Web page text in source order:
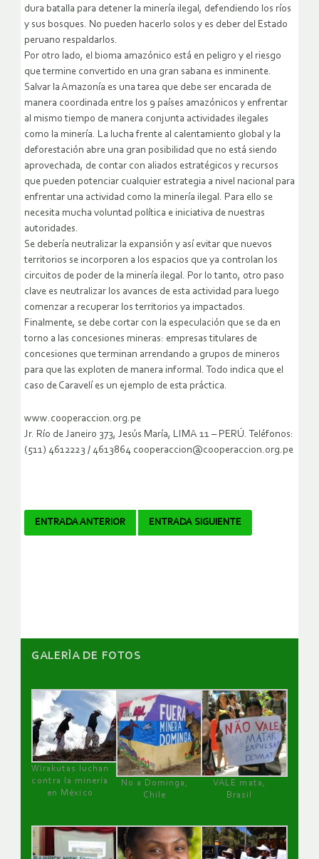
dura batalla para detener la minería ilegal, defendiendo los ríos
y sus bosques. No pueden hacerlo solos y es deber del Estado
peruano respaldarlos.
Por otro lado, el bioma amazónico está en peligro y el riesgo
que termine convertido en una gran sabana es inminente.
Salvar la Amazonía es una tarea que debe ser encarada de
manera coordinada entre los 9 países amazónicos y enfrentar
al mismo tiempo de manera conjunta actividades ilegales
como la minería. La lucha frente al calentamiento global y la
deforestación abre una gran posibilidad que no está siendo
aprovechada, de contar con aliados estratégicos y recursos
que pueden potenciar cualquier estrategia a nivel nacional para
enfrentar una actividad como la minería ilegal. Para ello se
necesita mucha voluntad política e iniciativa de nuestras
autoridades.
Se debería neutralizar la expansión y así evitar que nuevos
territorios se incorporen a los espacios que ya controlan los
circuitos de poder de la minería ilegal. Por lo tanto, otro paso
clave es neutralizar los avances de esta actividad para luego
comenzar a recuperar los territorios ya impactados.
Finalmente, se debe cortar con la especulación que se da en
torno a las concesiones mineras: empresas titulares de
concesiones que terminan arrendando a grupos de mineros
para que las exploten de manera informal. Todo indica que el
caso de Caravelí es un ejemplo de esta práctica.
www.cooperaccion.org.pe
Jr. Río de Janeiro 373, Jesús María, LIMA 11 – PERÚ. Teléfonos:
(511) 4612223 / 4613864 cooperaccion@cooperaccion.org.pe
Navegador
ENTRADA ANTERIOR ENTRADA SIGUIENTE
GALERÌA DE FOTOS
Wirakutas luchan
contra la minería
en México
No a Dominga,
Chile
VALE mata,
Brasil